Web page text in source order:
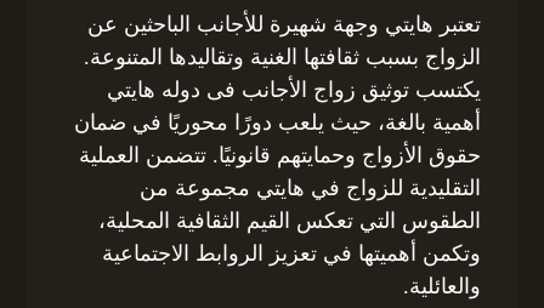
تعتبر هايتي وجهة شهيرة للأجانب الباحثين عن
الزواج بسبب ثقافتها الغنية وتقاليدها المتنوعة.
يكتسب توثيق زواج الأجانب فى دوله هايتي
أهمية بالغة، حيث يلعب دورًا محوريًا في ضمان
حقوق الأزواج وحمايتهم قانونيًا. تتضمن العملية
التقليدية للزواج في هايتي مجموعة من
الطقوس التي تعكس القيم الثقافية المحلية،
وتكمن أهميتها في تعزيز الروابط الاجتماعية
والعائلية.